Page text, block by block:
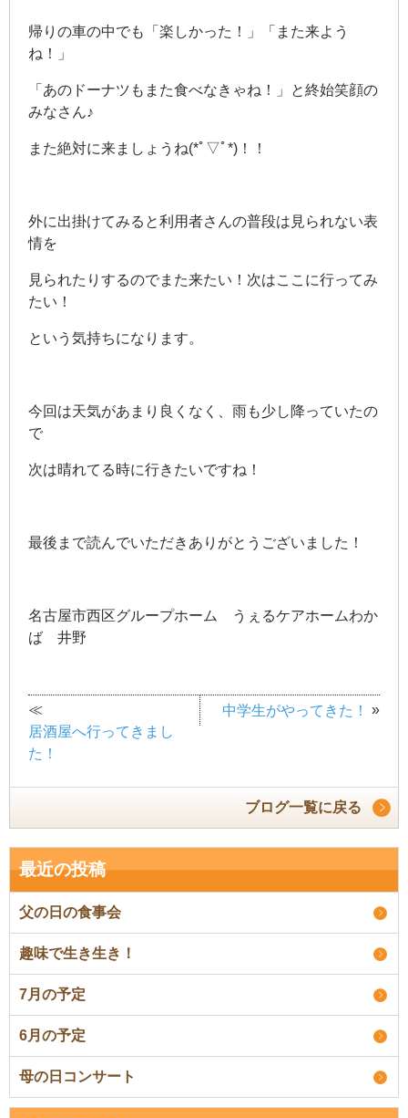
帰りの車の中でも「楽しかった！」「また来よう
ね！」
「あのドーナツもまた食べなきゃね！」と終始笑顔の
みなさん♪
また絶対に来ましょうね(*ﾟ▽ﾟ*)！！
外に出掛けてみると利用者さんの普段は見られない表
情を
見られたりするのでまた来たい！次はここに行ってみ
たい！
という気持ちになります。
今回は天気があまり良くなく、雨も少し降っていたの
で
次は晴れてる時に行きたいですね！
最後まで読んでいただきありがとうございました！
名古屋市西区グループホーム うぇるケアホームわか
ば 井野
≪
居酒屋へ行ってきまし
た！
中学生がやってきた！ »
ブログ一覧に戻る
最近の投稿
父の日の食事会
趣味で生き生き！
7月の予定
6月の予定
母の日コンサート